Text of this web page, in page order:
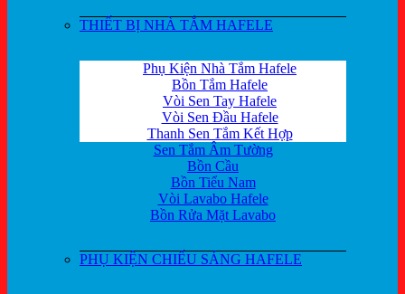
THIẾT BỊ NHÀ TẮM HAFELE
Phụ Kiện Nhà Tắm Hafele
Bồn Tắm Hafele
Vòi Sen Tay Hafele
Vòi Sen Đầu Hafele
Thanh Sen Tắm Kết Hợp
Sen Tắm Âm Tường
Bồn Cầu
Bồn Tiểu Nam
Vòi Lavabo Hafele
Bồn Rửa Mặt Lavabo
PHỤ KIỆN CHIẾU SÁNG HAFELE